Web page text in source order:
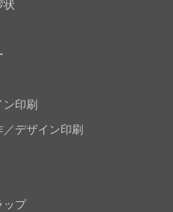
状
印刷
デザイン印刷
ップ